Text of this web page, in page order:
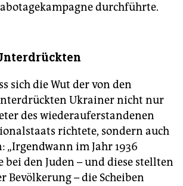
durchführte.
sich die Wut der von den
Ukrainer nicht nur
des wiederauf­erstandenen
richtete, sondern auch
„Irgendwann im Jahr 1936
bei den Juden – und diese stellten
Bevölkerung – die Scheiben